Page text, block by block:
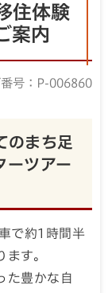
住体験
案内
号：P-006860
のまち足
ーツアー
で約1時間半
す。
た豊かな自